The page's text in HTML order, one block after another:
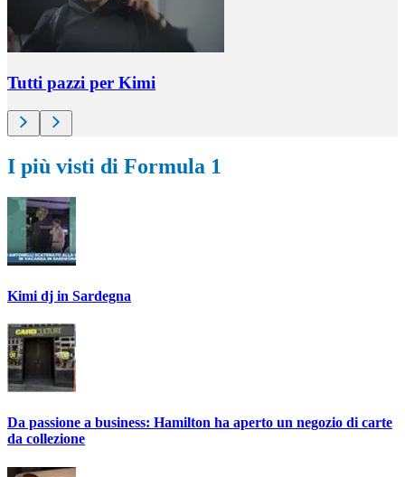
Tutti pazzi per Kimi
I più visti di Formula 1
Kimi dj in Sardegna
Da passione a business: Hamilton ha aperto un negozio di carte
da collezione